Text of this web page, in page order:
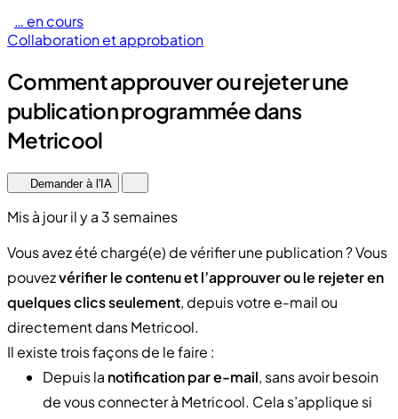
… en cours
Collaboration et approbation
Comment approuver ou rejeter une
publication programmée dans
Metricool
Demander à l'IA
Mis à jour il y a 3 semaines
Vous avez été chargé(e) de vérifier une publication ? Vous
pouvezvérifier le contenu et l’approuver ou le rejeter en
quelques clics seulement, depuis votre e-mail ou
directement dans Metricool.
Il existe trois façons de le faire :
Depuis la notification par e-mail, sans avoir besoin
de vous connecter à Metricool. Cela s’applique si